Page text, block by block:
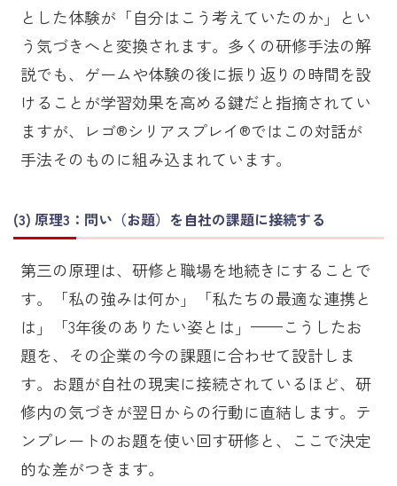
とした体験が「自分はこう考えていたのか」とい
う気づきへと変換されます。多くの研修手法の解
説でも、ゲームや体験の後に振り返りの時間を設
けることが学習効果を高める鍵だと指摘されてい
ますが、レゴ®シリアスプレイ®ではこの対話が
手法そのものに組み込まれています。
原理3：問い（お題）を自社の課題に接続する
第三の原理は、研修と職場を地続きにすることで
す。「私の強みは何か」「私たちの最適な連携と
は」「3年後のありたい姿とは」——こうしたお
題を、その企業の今の課題に合わせて設計しま
す。お題が自社の現実に接続されているほど、研
修内の気づきが翌日からの行動に直結します。テ
ンプレートのお題を使い回す研修と、ここで決定
的な差がつきます。